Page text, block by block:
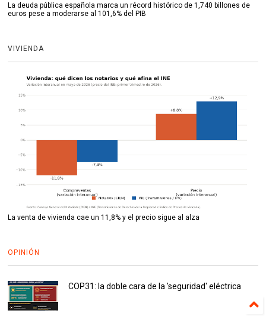
La deuda pública española marca un récord histórico de 1,740 billones de
euros pese a moderarse al 101,6% del PIB
VIVIENDA
La venta de vivienda cae un 11,8% y el precio sigue al alza
OPINIÓN
COP31: la doble cara de la 'seguridad' eléctrica